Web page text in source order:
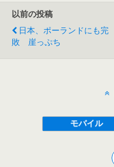
以前の投稿
日本、ポーランドにも完
敗 崖っぷち
モバイル